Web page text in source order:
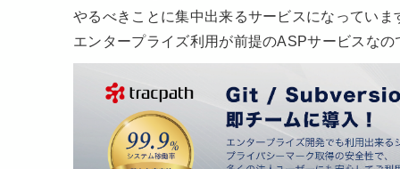
やるべきことに集中出来るサービスになっていま
エンタープライズ利用が前提のASPサービスな